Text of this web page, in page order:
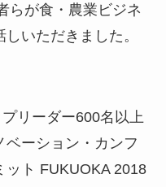
らが食・農業ビジネ
いただきました。
リーダー600名以上
ベーション・カンフ
ット FUKUOKA 2018